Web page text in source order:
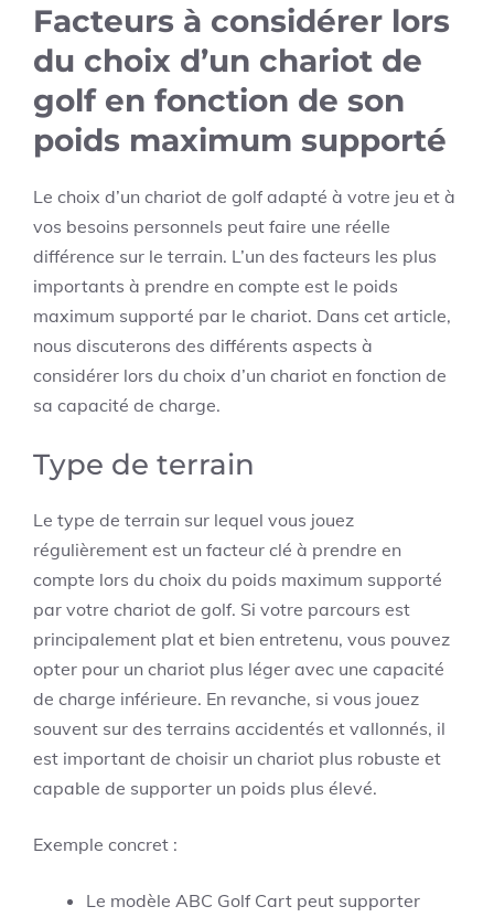
Facteurs à considérer lors
du choix d’un chariot de
golf en fonction de son
poids maximum supporté
Le choix d’un chariot de golf adapté à votre jeu et à
vos besoins personnels peut faire une réelle
différence sur le terrain. L’un des facteurs les plus
importants à prendre en compte est le poids
maximum supporté par le chariot. Dans cet article,
nous discuterons des différents aspects à
considérer lors du choix d’un chariot en fonction de
sa capacité de charge.
Type de terrain
Le type de terrain sur lequel vous jouez
régulièrement est un facteur clé à prendre en
compte lors du choix du poids maximum supporté
par votre chariot de golf. Si votre parcours est
principalement plat et bien entretenu, vous pouvez
opter pour un chariot plus léger avec une capacité
de charge inférieure. En revanche, si vous jouez
souvent sur des terrains accidentés et vallonnés, il
est important de choisir un chariot plus robuste et
capable de supporter un poids plus élevé.
Exemple concret :
Le modèle ABC Golf Cart peut supporter